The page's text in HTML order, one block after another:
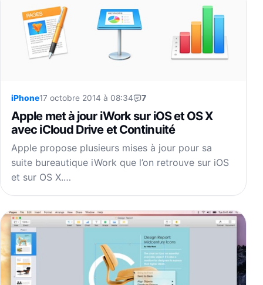
iPhone17 octobre 2014 à 08:34 7
Apple met à jour iWork sur iOS et OS X
avec iCloud Drive et Continuité
Apple propose plusieurs mises à jour pour sa
suite bureautique iWork que l’on retrouve sur iOS
et sur OS X.…